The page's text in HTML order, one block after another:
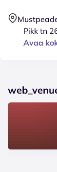
Pikk tn
Avaa